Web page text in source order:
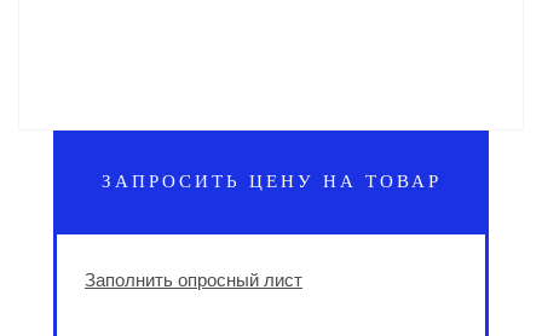
ЗАПРОСИТЬ ЦЕНУ НА ТОВАР
Заполнить опросный лист